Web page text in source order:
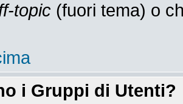
topic (fuori tema) o
i Gruppi di Utenti?